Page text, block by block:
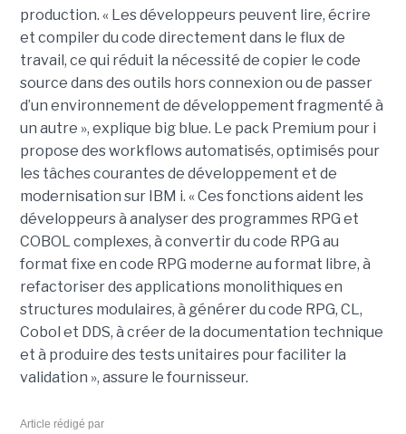
production. « Les développeurs peuvent lire, écrire
et compiler du code directement dans le flux de
travail, ce qui réduit la nécessité de copier le code
source dans des outils hors connexion ou de passer
d’un environnement de développement fragmenté à
un autre », explique big blue. Le pack Premium pour i
propose des workflows automatisés, optimisés pour
les tâches courantes de développement et de
modernisation sur IBM i. « Ces fonctions aident les
développeurs à analyser des programmes RPG et
COBOL complexes, à convertir du code RPG au
format fixe en code RPG moderne au format libre, à
refactoriser des applications monolithiques en
structures modulaires, à générer du code RPG, CL,
Cobol et DDS, à créer de la documentation technique
et à produire des tests unitaires pour faciliter la
validation », assure le fournisseur.
Article rédigé par